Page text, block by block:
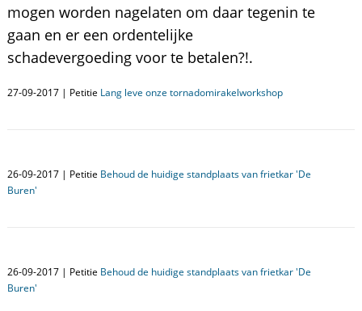
mogen worden nagelaten om daar tegenin te
gaan en er een ordentelijke
schadevergoeding voor te betalen?!.
27-09-2017 | Petitie Lang leve onze tornadomirakelworkshop
26-09-2017 | Petitie Behoud de huidige standplaats van frietkar 'De
Buren'
26-09-2017 | Petitie Behoud de huidige standplaats van frietkar 'De
Buren'